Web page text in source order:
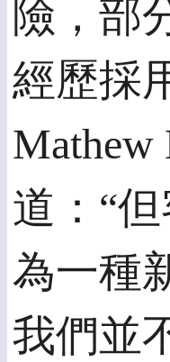
險，部
經歷採
道：“
為一種
我們並